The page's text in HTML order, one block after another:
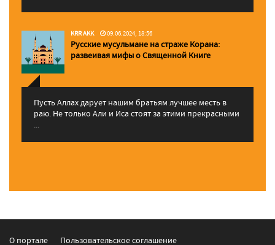
KRR AKK 09.06.2024, 18:56
Русские мусульмане на страже Корана:
pазвеивая мифы о Священной Книге
Пусть Аллах дарует нашим братьям лучшее месть в
раю. Не только Али и Иса стоят за этими прекрасными
...
О портале Пользовательское соглашение